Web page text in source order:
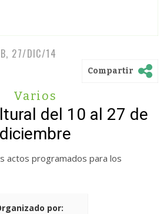
27/DIC/14
Compartir
Varios
del 10 al 27 de
diciembre
actos programados para los
por: